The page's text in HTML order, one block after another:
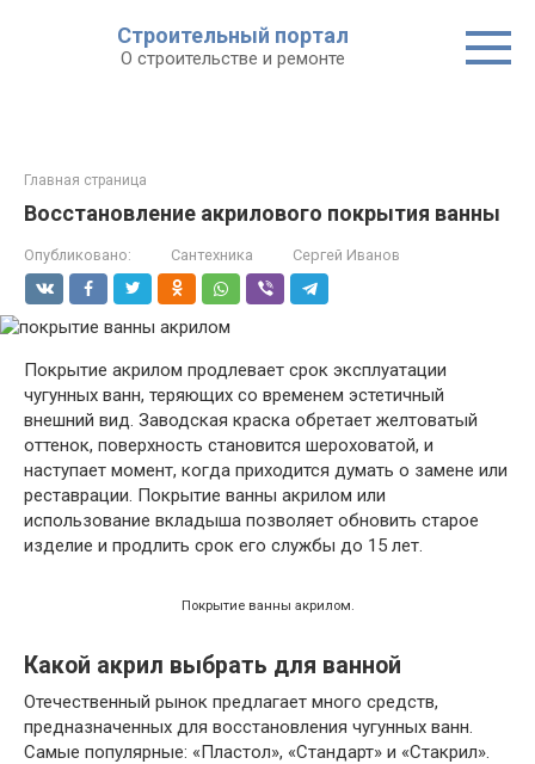
Строительный портал
О строительстве и ремонте
Главная страница
Восстановление акрилового покрытия ванны
Опубликовано: Сантехника Сергей Иванов
Покрытие акрилом продлевает срок эксплуатации
чугунных ванн, теряющих со временем эстетичный
внешний вид. Заводская краска обретает желтоватый
оттенок, поверхность становится шероховатой, и
наступает момент, когда приходится думать о замене или
реставрации. Покрытие ванны акрилом или
использование вкладыша позволяет обновить старое
изделие и продлить срок его службы до 15 лет.
Покрытие ванны акрилом.
Какой акрил выбрать для ванной
Отечественный рынок предлагает много средств,
предназначенных для восстановления чугунных ванн.
Самые популярные: «Пластол», «Стандарт» и «Стакрил».